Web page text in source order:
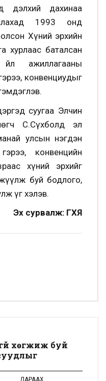
дэлхий дахинаа
1993 онд
Хүний эрхийн
хурлаас баталсан
ажиллагааны
конвенциудыг
суугаа Элчин
С.Сүхболд эл
улсын нэгдэн
конвенцийн
хүний эрхийг
буй бодлого,
үг хэлэв.
Эх сурвалж: ГХЯ
хөгжиж буй
ДАРААХ